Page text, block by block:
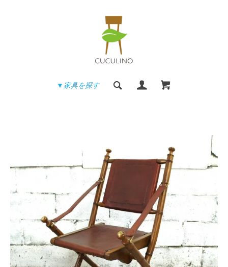
▼家具を探す